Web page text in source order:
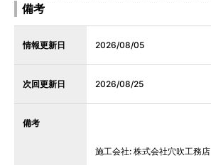
備考
情報更新日 2026/08/05
次回更新日 2026/08/25
備考
施工会社: 株式会社穴吹工務店